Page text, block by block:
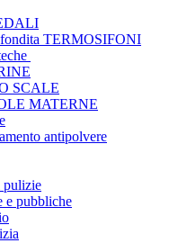
TERMOSIFONI
SCALE
MATERNE
antipolvere
pulizie
e pubbliche